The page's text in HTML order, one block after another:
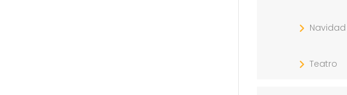
Navidad
Teatro